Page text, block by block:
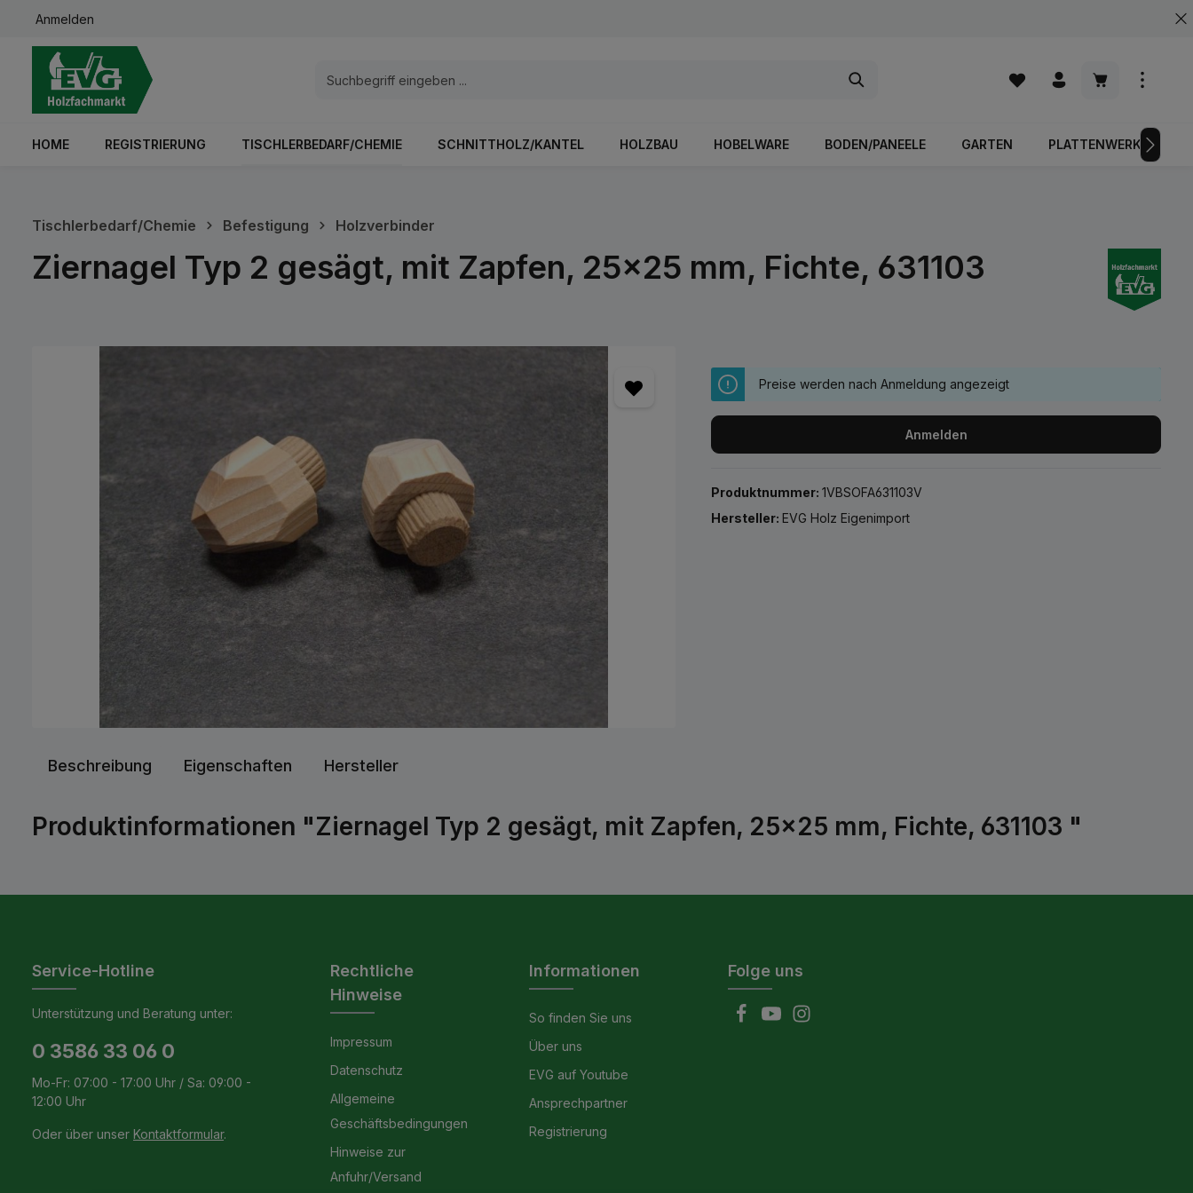
Zur Hauptnavigation springen
Anmelden
Warenkorb
HOME REGISTRIERUNG TISCHLERBEDARF/CHEMIE SCHNITTHOLZ/KANTEL HOLZBAU HOBELWARE BODEN/PANEELE GARTEN PLATTENWERKSTOFFE
Tischlerbedarf/Chemie Befestigung Holzverbinder
Ziernagel Typ 2 gesägt, mit Zapfen, 25x25 mm, Fichte, 631103
Preise werden nach Anmeldung angezeigt
Anmelden
Produktnummer:1VBSOFA631103V
Hersteller:EVG Holz Eigenimport
Beschreibung Eigenschaften Hersteller
Produktinformationen "Ziernagel Typ 2 gesägt, mit Zapfen, 25x25 mm, Fichte, 631103 "
Service-Hotline
Unterstützung und Beratung unter:
0 3586 33 06 0
Mo-Fr: 07:00 - 17:00 Uhr / Sa: 09:00 -
12:00 Uhr
Oder über unser Kontaktformular.
Rechtliche
Hinweise
Impressum
Datenschutz
Allgemeine
Geschäftsbedingungen
Hinweise zur
Anfuhr/Versand
Informationen
So finden Sie uns
Über uns
EVG auf Youtube
Ansprechpartner
Registrierung
Folge uns